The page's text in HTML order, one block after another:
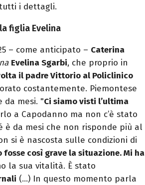
i dettagli.
figlia Evelina
– come anticipato – Caterina
Evelina Sgarbi, che proprio in
il padre Vittorio al Policlinico
costantemente. Piemontese
da mesi. "Ci siamo visti l’ultima
a Capodanno ma non c’è stato
da mesi che non risponde più al
si è nascosta sulle condizioni di
così grave la situazione. Mi ha
la sua vitalità. È stato
(…) In questo momento parla